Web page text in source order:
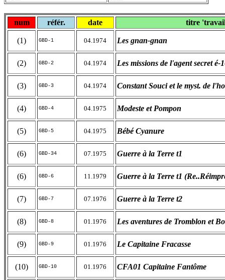
num référ. date titre
(1) GBD-1 04.1974 Les gnan-gnan
(2) GBD-2 04.1974 Les missions de l'agent secret é-
(3) GBD-3 04.1974 Constant Souci et le myst. de
(4) GBD-4 04.1975 Modeste et Pompon
(5) GBD-5 04.1975 Bébé Cyanure
(6) GBD-34 07.1975 Guerre à la Terre t1
(6) GBD-6 11.1979 Guerre à la Terre t1
(7) GBD-7 07.1976 Guerre à la Terre t2
(8) GBD-8 01.1976 Les aventures de Tromblon et
(9) GBD-9 01.1976 Le Capitaine Fracasse
(10) GBD-10 01.1976 CFA01 Capitaine Fantôme